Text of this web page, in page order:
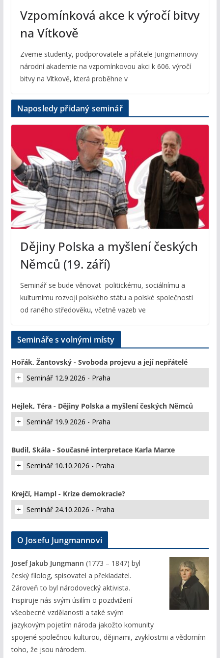
Vzpomínková akce k výročí bitvy
na Vítkově
Zveme studenty, podporovatele a přátele Jungmannovy
národní akademie na vzpomínkovou akci k 606. výročí
bitvy na Vítkově, která proběhne v
Naposledy přidaný seminář
Dějiny Polska a myšlení českých
Němců (19. září)
Seminář se bude věnovat politickému, sociálnímu a
kulturnímu rozvoji polského státu a polské společnosti
od raného středověku, včetně vazeb ve
Semináře s volnými místy
Hořák, Žantovský - Svoboda projevu a její nepřátelé
Seminář 12.9.2026 - Praha
Hejlek, Téra - Dějiny Polska a myšlení českých Němců
Seminář 19.9.2026 - Praha
Budil, Skála - Současné interpretace Karla Marxe
Seminář 10.10.2026 - Praha
Krejčí, Hampl - Krize demokracie?
Seminář 24.10.2026 - Praha
O Josefu Jungmannovi
Josef Jakub Jungmann (1773 – 1847) byl
český filolog, spisovatel a překladatel.
Zároveň to byl národovecký aktivista.
Inspiruje nás svým úsilím o pozdvižení
všeobecné vzdělanosti a také svým
jazykovým pojetím národa jakožto komunity
spojené společnou kulturou, dějinami, zvyklostmi a vědomím
toho, že jsou národem.